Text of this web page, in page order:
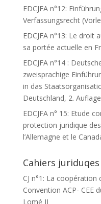
EDCJFA n°12:
Verfassungsrecht
EDCJFA n°13: Le
sa portée actuelle en
EDCJFA n°14 :
zweisprachige
in das
Deutschland, 2.
EDCJFA n° 15: Etude
protection juridique
l’Allemagne et le
Cahiers juriduqes
CJ n°1: La
Convention ACP- CEE
Lomé II